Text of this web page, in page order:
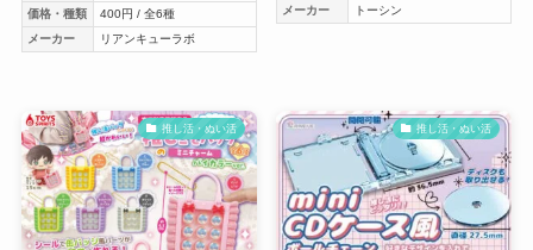
価格・種類
400円 / 全6種
メーカー
リアンキューラボ
メーカー
トーシン
推し活・ぬい活 推し活・ぬい活